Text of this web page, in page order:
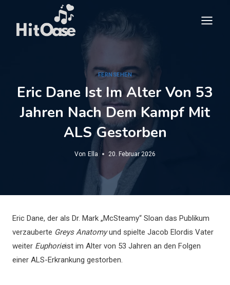
springen
FERNSEHEN
Eric Dane Ist Im Alter Von 53
Jahren Nach Dem Kampf Mit
ALS Gestorben
Von Ella 20. Februar 2026
Eric Dane, der als Dr. Mark „McSteamy“ Sloan das Publikum
verzauberte Greys Anatomyund spielte Jacob Elordis Vater
weiter Euphorieist im Alter von 53 Jahren an den Folgen
einer ALS-Erkrankung gestorben.